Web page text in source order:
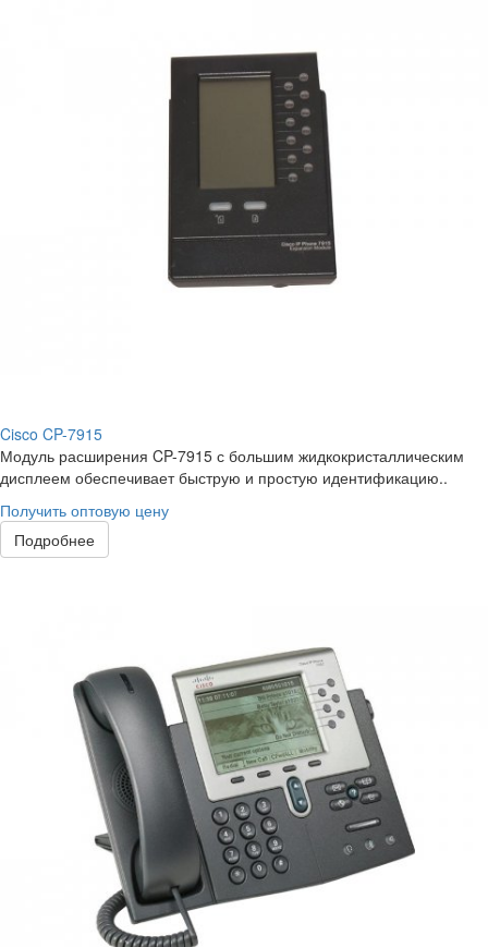
Cisco CP-7915
Модуль расширения CP-7915 с большим жидкокристаллическим
дисплеем обеспечивает быструю и простую идентификацию..
Получить оптовую цену
Подробнее